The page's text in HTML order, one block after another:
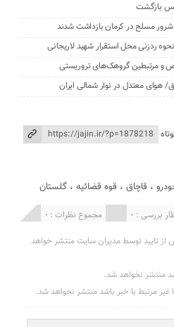
بازگشت
ردزنی محل استقرار شهید لاریجانی
، قاچاق ، قوه قضائیه ،گلستان
مجموع نظرات : 0 بررسی : 0
تایید توسط مدیران سایت منتشر خواهد
منتشر نخواهد شد.
غیر مرتبط با خبر باشد منتشر نخواهد شد.